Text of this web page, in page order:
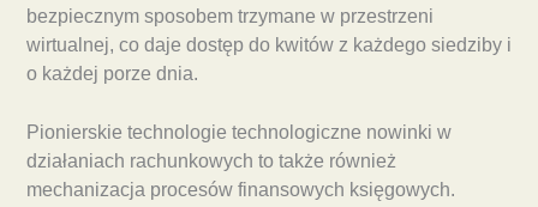
bezpiecznym sposobem trzymane w przestrzeni
wirtualnej, co daje dostęp do kwitów z każdego siedziby i
o każdej porze dnia.
Pionierskie technologie technologiczne nowinki w
działaniach rachunkowych to także również
mechanizacja procesów finansowych księgowych.